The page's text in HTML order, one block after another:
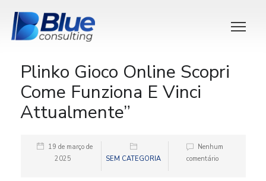
Plinko Gioco Online Scopri
Come Funziona E Vinci
Attualmente”
19 de março de
2025
SEM CATEGORIA
Nenhum
comentário